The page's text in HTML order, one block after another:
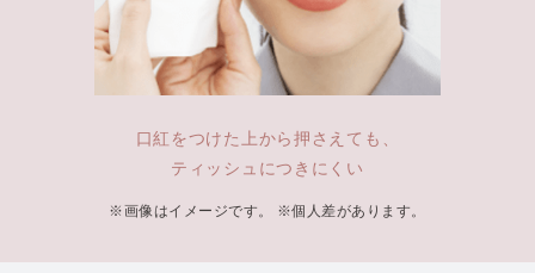
口紅をつけた上から押さえても、
ティッシュにつきにくい
※画像はイメージです。 ※個人差があります。